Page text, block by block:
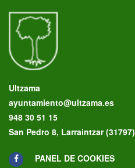
Ultzama
ayuntamiento@ultzama.es
948 30 51 15
San Pedro 8, Larraintzar (31797)
PANEL DE COOKIES